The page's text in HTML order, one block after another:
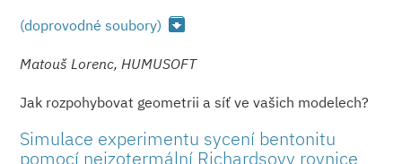
(doprovodné soubory) archive
Matouš Lorenc, HUMUSOFT
Jak rozpohybovat geometrii a síť ve vašich modelech?
Simulace experimentu sycení bentonitu
pomocí neizotermální Richardsovy rovnice